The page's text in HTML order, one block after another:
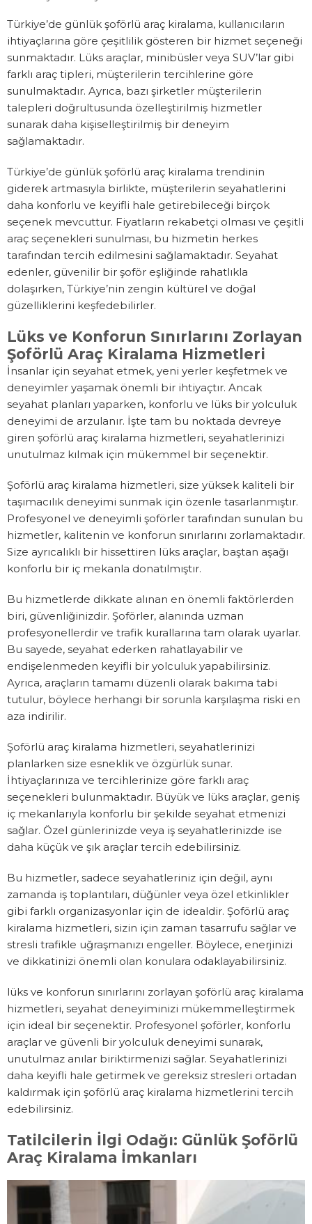
Türkiye’de günlük şoförlü araç kiralama, kullanıcıların
ihtiyaçlarına göre çeşitlilik gösteren bir hizmet seçeneği
sunmaktadır. Lüks araçlar, minibüsler veya SUV’lar gibi
farklı araç tipleri, müşterilerin tercihlerine göre
sunulmaktadır. Ayrıca, bazı şirketler müşterilerin
talepleri doğrultusunda özelleştirilmiş hizmetler
sunarak daha kişiselleştirilmiş bir deneyim
sağlamaktadır.
Türkiye’de günlük şoförlü araç kiralama trendinin
giderek artmasıyla birlikte, müşterilerin seyahatlerini
daha konforlu ve keyifli hale getirebileceği birçok
seçenek mevcuttur. Fiyatların rekabetçi olması ve çeşitli
araç seçenekleri sunulması, bu hizmetin herkes
tarafından tercih edilmesini sağlamaktadır. Seyahat
edenler, güvenilir bir şoför eşliğinde rahatlıkla
dolaşırken, Türkiye’nin zengin kültürel ve doğal
güzelliklerini keşfedebilirler.
Lüks ve Konforun Sınırlarını Zorlayan
Şoförlü Araç Kiralama Hizmetleri
İnsanlar için seyahat etmek, yeni yerler keşfetmek ve
deneyimler yaşamak önemli bir ihtiyaçtır. Ancak
seyahat planları yaparken, konforlu ve lüks bir yolculuk
deneyimi de arzulanır. İşte tam bu noktada devreye
giren şoförlü araç kiralama hizmetleri, seyahatlerinizi
unutulmaz kılmak için mükemmel bir seçenektir.
Şoförlü araç kiralama hizmetleri, size yüksek kaliteli bir
taşımacılık deneyimi sunmak için özenle tasarlanmıştır.
Profesyonel ve deneyimli şoförler tarafından sunulan bu
hizmetler, kalitenin ve konforun sınırlarını zorlamaktadır.
Size ayrıcalıklı bir hissettiren lüks araçlar, baştan aşağı
konforlu bir iç mekanla donatılmıştır.
Bu hizmetlerde dikkate alınan en önemli faktörlerden
biri, güvenliğinizdir. Şoförler, alanında uzman
profesyonellerdir ve trafik kurallarına tam olarak uyarlar.
Bu sayede, seyahat ederken rahatlayabilir ve
endişelenmeden keyifli bir yolculuk yapabilirsiniz.
Ayrıca, araçların tamamı düzenli olarak bakıma tabi
tutulur, böylece herhangi bir sorunla karşılaşma riski en
aza indirilir.
Şoförlü araç kiralama hizmetleri, seyahatlerinizi
planlarken size esneklik ve özgürlük sunar.
İhtiyaçlarınıza ve tercihlerinize göre farklı araç
seçenekleri bulunmaktadır. Büyük ve lüks araçlar, geniş
iç mekanlarıyla konforlu bir şekilde seyahat etmenizi
sağlar. Özel günlerinizde veya iş seyahatlerinizde ise
daha küçük ve şık araçlar tercih edebilirsiniz.
Bu hizmetler, sadece seyahatleriniz için değil, aynı
zamanda iş toplantıları, düğünler veya özel etkinlikler
gibi farklı organizasyonlar için de idealdir. Şoförlü araç
kiralama hizmetleri, sizin için zaman tasarrufu sağlar ve
stresli trafikle uğraşmanızı engeller. Böylece, enerjinizi
ve dikkatinizi önemli olan konulara odaklayabilirsiniz.
lüks ve konforun sınırlarını zorlayan şoförlü araç kiralama
hizmetleri, seyahat deneyiminizi mükemmelleştirmek
için ideal bir seçenektir. Profesyonel şoförler, konforlu
araçlar ve güvenli bir yolculuk deneyimi sunarak,
unutulmaz anılar biriktirmenizi sağlar. Seyahatlerinizi
daha keyifli hale getirmek ve gereksiz stresleri ortadan
kaldırmak için şoförlü araç kiralama hizmetlerini tercih
edebilirsiniz.
Tatilcilerin İlgi Odağı: Günlük Şoförlü
Araç Kiralama İmkanları